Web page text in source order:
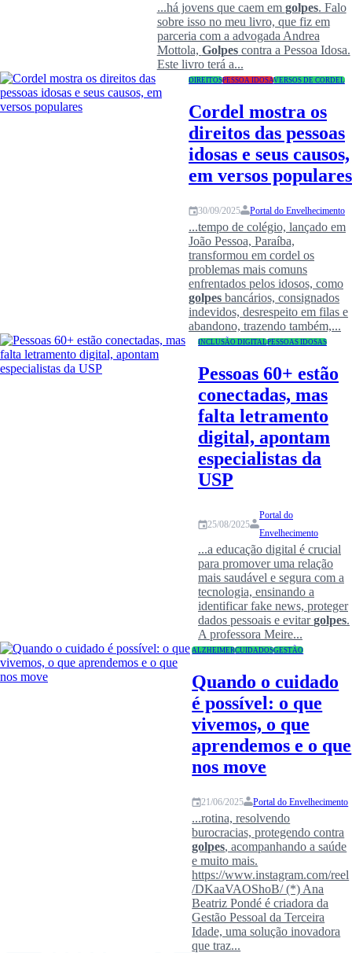
...há jovens que caem em golpes. Falo
sobre isso no meu livro, que fiz em
parceria com a advogada Andrea
Mottola, Golpescontra a Pessoa Idosa.
Este livro terá a...
DIREITOSPESSOA IDOSAVERSOS DE CORDEL
Cordel mostra os
direitos das pessoas
idosas e seus causos,
em versos populares
30/09/2025 Portal do Envelhecimento
...tempo de colégio, lançado em
João Pessoa, Paraíba,
transformou em cordel os
problemas mais comuns
enfrentados pelos idosos, como
golpes bancários, consignados
indevidos, desrespeito em filas e
abandono, trazendo também,...
INCLUSÃO DIGITALPESSOAS IDOSAS
Pessoas 60+ estão
conectadas, mas
falta letramento
digital, apontam
especialistas da
USP
25/08/2025
Portal do
Envelhecimento
...a educação digital é crucial
para promover uma relação
mais saudável e segura com a
tecnologia, ensinando a
identificar fake news, proteger
dados pessoais e evitargolpes.
A professora Meire...
ALZHEIMERCUIDADOSGESTÃO
Quando o cuidado
é possível: o que
vivemos, o que
aprendemos e o que
nos move
21/06/2025 Portal do Envelhecimento
...rotina, resolvendo
burocracias, protegendo contra
golpes, acompanhando a saúde
e muito mais.
https://www.instagram.com/reel
/DKaaVAOShoB/ (*) Ana
Beatriz Pondé é criadora da
Gestão Pessoal da Terceira
Idade, uma solução inovadora
que traz...